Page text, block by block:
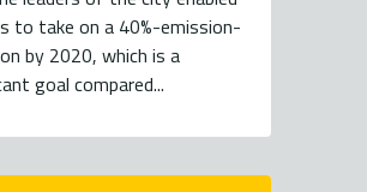
to take on a 40%-emission-
by 2020, which is a
goal compared...